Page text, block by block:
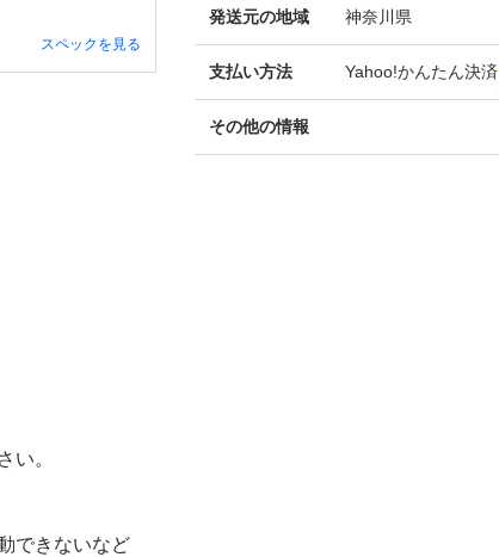
スペックを見る
発送元の地域 神奈川県
支払い方法 Yahoo!かんたん決済
その他の情報